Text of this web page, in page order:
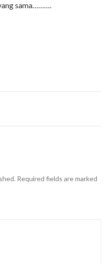
sama……….
Required fields are marked